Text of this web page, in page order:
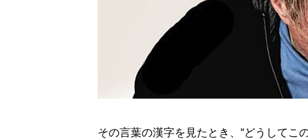
その言葉の漢字を見たとき、“どうしてこ